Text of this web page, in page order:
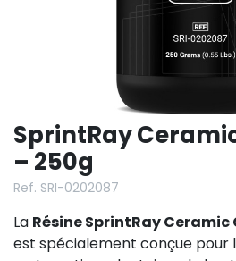
SprintRay
– 250g
Ref. SRI-0202087
La Résine SprintRay Ceramic
est spécialement conçue pour